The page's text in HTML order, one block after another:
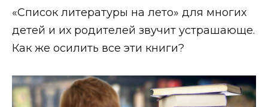
«Список литературы на лето» для многих
детей и их родителей звучит устрашающе.
Как же осилить все эти книги?